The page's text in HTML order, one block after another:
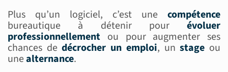
Plus qu’un logiciel, c’est unecompétence
bureautique à détenir pourévoluer
professionnellementou pour augmenter ses
chances dedécrocher un emploi, unstage ou
unealternance.